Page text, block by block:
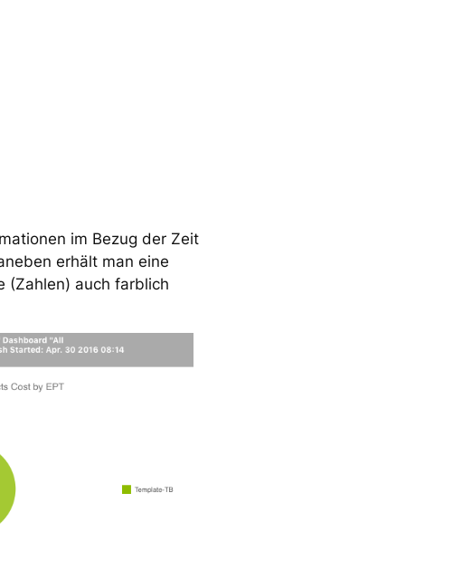
im Bezug der Zeit
erhält man eine
(Zahlen) auch farblich